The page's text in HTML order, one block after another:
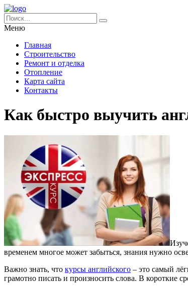
Меню
Главная
Строительство
Ремонт и отделка
Отопление
Карта сайта
Контакты
Как быстро выучить
временем многое может забыться, знания нужно
Важно знать, что курсы английского – это самый
грамотно писать и произносить слова. В короткие